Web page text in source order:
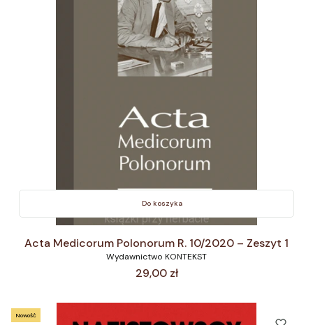
Do koszyka
Acta Medicorum Polonorum R. 10/2020 – Zeszyt 1
Wydawnictwo KONTEKST
Cena
29,00 zł
Nowość